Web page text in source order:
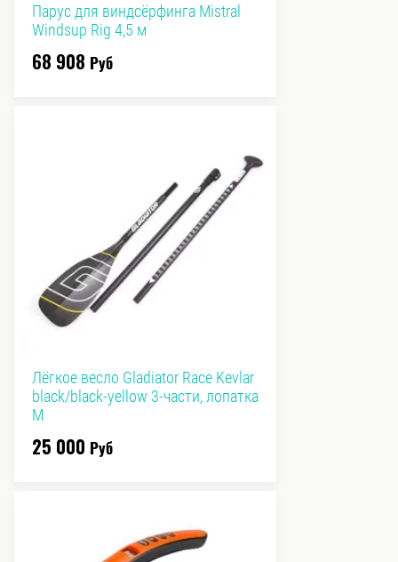
Парус для виндсёрфинга Mistral
Windsup Rig 4,5 м
68 908 Руб
Лёгкое весло Gladiator Race Kevlar
black/black-yellow 3-части, лопатка
M
25 000 Руб